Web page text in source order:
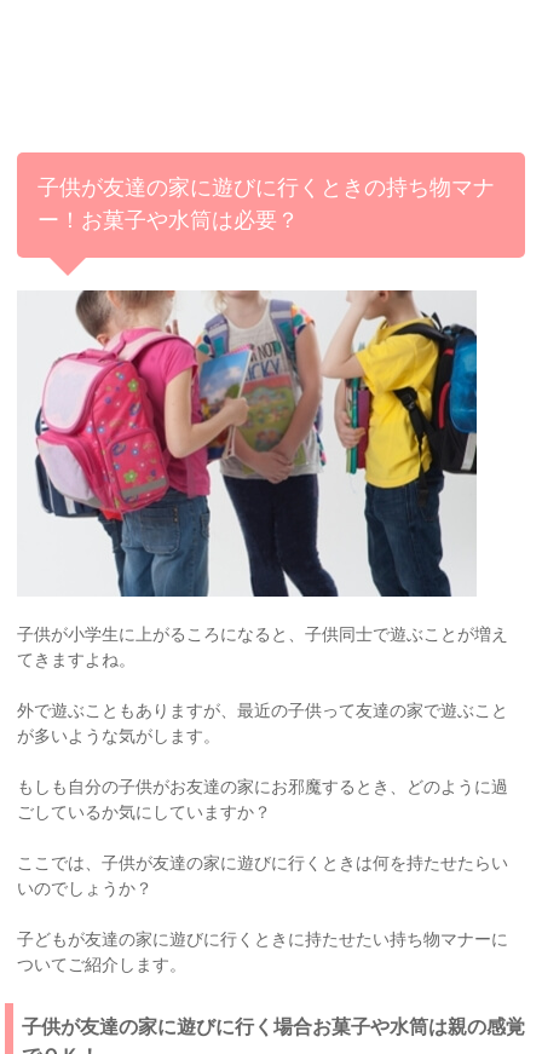
子供が友達の家に遊びに行くときの持ち物マナ
ー！お菓子や水筒は必要？
子供が小学生に上がるころになると、子供同士で遊ぶことが増え
てきますよね。
外で遊ぶこともありますが、最近の子供って友達の家で遊ぶこと
が多いような気がします。
もしも自分の子供がお友達の家にお邪魔するとき、どのように過
ごしているか気にしていますか？
ここでは、子供が友達の家に遊びに行くときは何を持たせたらい
いのでしょうか？
子どもが友達の家に遊びに行くときに持たせたい持ち物マナーに
ついてご紹介します。
子供が友達の家に遊びに行く場合お菓子や水筒は親の感覚